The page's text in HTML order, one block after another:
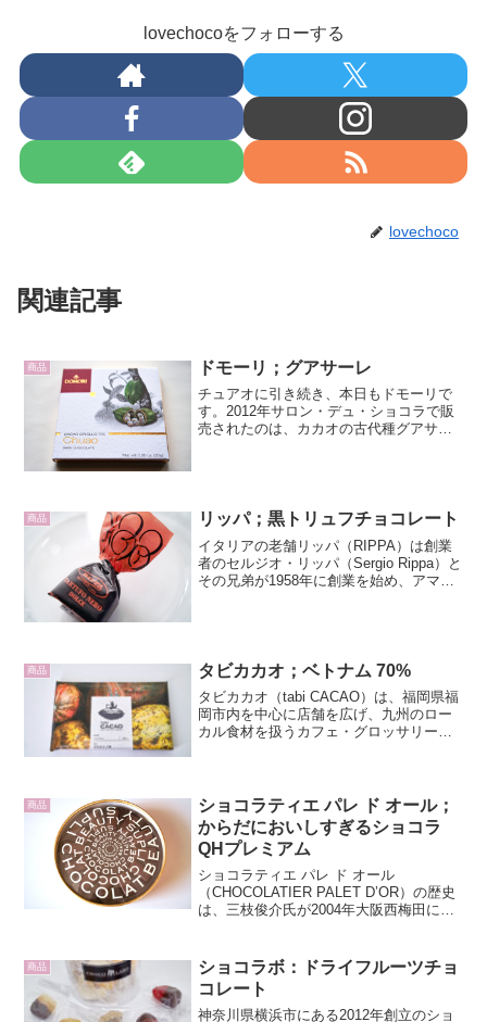
lovechocoをフォローする
lovechoco
関連記事
商品 ドモーリ；グアサーレ
チュアオに引き続き、本日もドモーリで
す。2012年サロン・デュ・ショコラで販
売されたのは、カカオの古代種グアサー
商品 リッパ；黒トリュフチョコレート
イタリアの老舗リッパ（RIPPA）は創業
者のセルジオ・リッパ（Sergio Rippa）と
その兄弟が1958年に創業を始め、アマレ
商品 タビカカオ；ベトナム 70%
タビカカオ（tabi CACAO）は、福岡県福
岡市内を中心に店舗を広げ、九州のロー
カル食材を扱うカフェ・グロッサリース
います。ブ...
商品
ショコラティエ パレ ド オール；
からだにおいしすぎるショコラ
QHプレミアム
ショコラティエ パレ ド オール
（CHOCOLATIER PALET D’OR）の歴史
は、三枝俊介氏が2004年大阪西梅田にブ
ベルナシオン氏のスペシャリテ、「パレ
ドオー...
商品
ショコラボ：ドライフルーツチョ
コレート
神奈川県横浜市にある2012年創立のショ